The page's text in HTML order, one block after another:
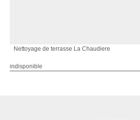
Nettoyage de terrasse La Chaudiere
indisponible